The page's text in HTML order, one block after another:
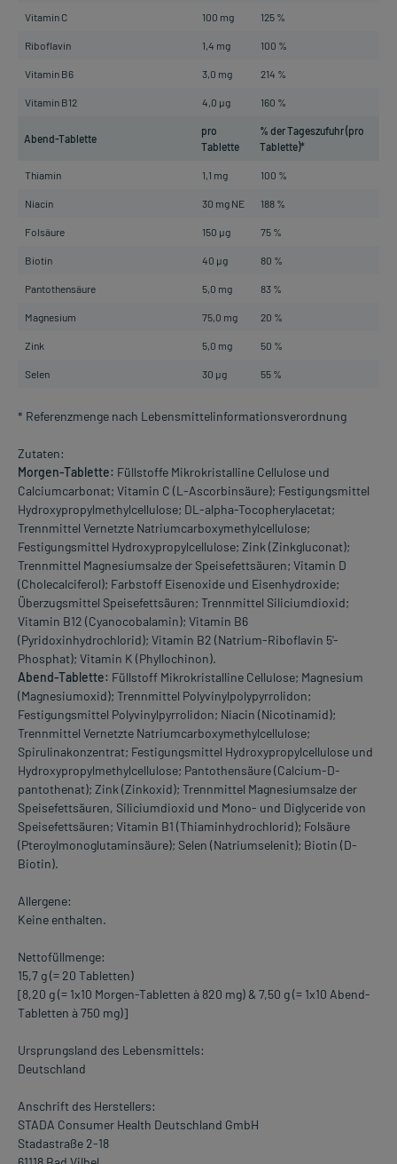
Vitamin C 100 mg 125 %
Riboflavin 1,4 mg 100 %
Vitamin B6 3,0 mg 214 %
Vitamin B12 4,0 µg 160 %
Abend-Tablette
pro
Tablette
% der Tageszufuhr (pro
Tablette)*
Thiamin 1,1 mg 100 %
Niacin 30 mg NE 188 %
Folsäure 150 µg 75 %
Biotin 40 µg 80 %
Pantothensäure 5,0 mg 83 %
Magnesium 75,0 mg 20 %
Zink 5,0 mg 50 %
Selen 30 µg 55 %
* Referenzmenge nach Lebensmittelinformationsverordnung
Zutaten:
Morgen-Tablette: Füllstoffe Mikrokristalline Cellulose und
Calciumcarbonat; Vitamin C (L-Ascorbinsäure); Festigungsmittel
Hydroxypropylmethylcellulose; DL-alpha-Tocopherylacetat;
Trennmittel Vernetzte Natriumcarboxymethylcellulose;
Festigungsmittel Hydroxypropylcellulose; Zink (Zinkgluconat);
Trennmittel Magnesiumsalze der Speisefettsäuren; Vitamin D
(Cholecalciferol); Farbstoff Eisenoxide und Eisenhydroxide;
Überzugsmittel Speisefettsäuren; Trennmittel Siliciumdioxid;
Vitamin B12 (Cyanocobalamin); Vitamin B6
(Pyridoxinhydrochlorid); Vitamin B2 (Natrium-Riboflavin 5'-
Phosphat); Vitamin K (Phyllochinon).
Abend-Tablette: Füllstoff Mikrokristalline Cellulose; Magnesium
(Magnesiumoxid); Trennmittel Polyvinylpolypyrrolidon;
Festigungsmittel Polyvinylpyrrolidon; Niacin (Nicotinamid);
Trennmittel Vernetzte Natriumcarboxymethylcellulose;
Spirulinakonzentrat; Festigungsmittel Hydroxypropylcellulose und
Hydroxypropylmethylcellulose; Pantothensäure (Calcium-D-
pantothenat); Zink (Zinkoxid); Trennmittel Magnesiumsalze der
Speisefettsäuren, Siliciumdioxid und Mono- und Diglyceride von
Speisefettsäuren; Vitamin B1 (Thiaminhydrochlorid); Folsäure
(Pteroylmonoglutaminsäure); Selen (Natriumselenit); Biotin (D-
Biotin).
Allergene:
Keine enthalten.
Nettofüllmenge:
15,7 g (= 20 Tabletten)
[8,20 g (= 1x10 Morgen-Tabletten à 820 mg) & 7,50 g (= 1x10 Abend-
Tabletten à 750 mg)]
Ursprungsland des Lebensmittels:
Deutschland
Anschrift des Herstellers:
STADA Consumer Health Deutschland GmbH
Stadastraße 2-18